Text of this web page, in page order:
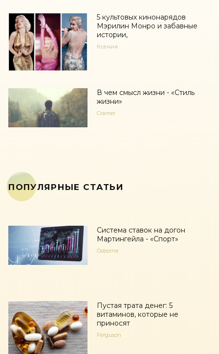
5 культовых кинонарядов
Мэрилин Монро и забавные
истории,
Ксения
В чем смысл жизни - «Стиль
жизни»
Cramer
ПОПУЛЯРНЫЕ СТАТЬИ
Система ставок на догон
Мартингейла - «Спорт»
Osborne
Пустая трата денег: 5
витаминов, которые не
приносят
Ferguson